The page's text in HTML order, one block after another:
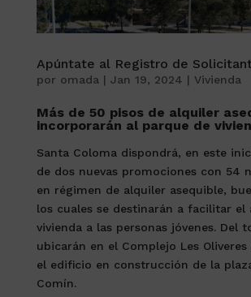
Apúntate al Registro de
por omada| Jan 19, 2024 | Vivienda
Más de 50 pisos de alquiler
incorporarán al parque de
Santa Coloma dispondrá, en este
de dos nuevas promociones con 54
en régimen de alquiler asequible,
los cuales se destinarán a facilitar el
vivienda a las personas jóvenes. Del
ubicarán en el Complejo Les
el edificio en construcción de la
Comín.